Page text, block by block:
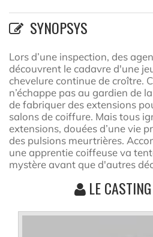
SYNOPSYS
Lors d’une inspection, des
découvrent le cadavre d'une
chevelure continue de croître.
n’échappe pas au gardien de
de fabriquer des extensions
salons de coiffure. Mais tous
extensions, douées d’une vie
des pulsions meurtrières.
une apprentie coiffeuse va
mystère avant que d'autres
LE